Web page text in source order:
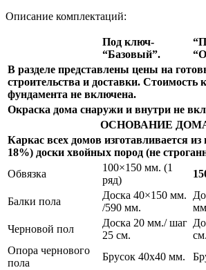
Описание комплектаций:
Под ключ-
“Базовый”.
В разделе представлены цены на
строительства и доставки. Стоимость
фундамента не включена.
Окраска дома снаружи и внутри не
ОСНОВАНИЕ
Каркас всех домов изготавливается из
18%) доски хвойных пород (не
Обвязка
100×150 мм. (1
ряд)
Балки пола
Доска 40×150 мм.
/590 мм.
Черновой пол
Доска 20 мм./ шаг
25 см.
см.
Опора чернового
пола
Брусок 40х40 мм.